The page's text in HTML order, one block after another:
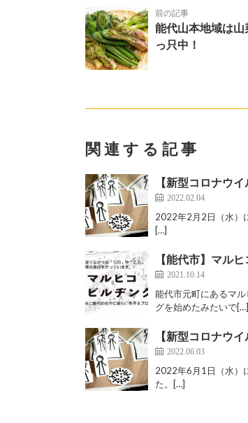
前の記事
能代山本地域は
っ只中！
関連する記事
【新型コロナウ
2022.02.04
2022年2月2日（水）
[…]
【能代市】マル
2021.10.14
能代市元町にあるマル
グを始めたみたいで[…]
【新型コロナウ
2022.06.03
2022年6月1日（水）
た。[…]